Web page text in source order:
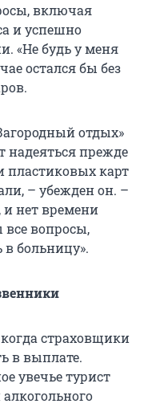
включая
и успешно
«Не будь у меня
остался бы без
отдых»
надеяться прежде
пластиковых карт
– убежден он. –
и нет времени
все вопросы,
в больницу».
страховщики
в выплате.
увечье турист